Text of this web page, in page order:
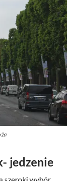
jedzenie
szeroki wybór